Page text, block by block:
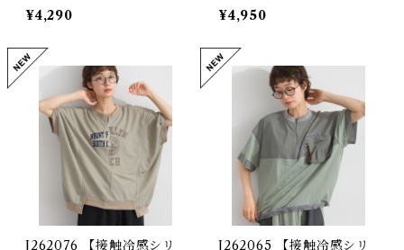
バー / Tulle-Layered Mi
xed-Fabric Pullover
¥4,290
ーリングプルオーバー / C
ool-Touch Mixed-Fabr
ic Shirred-Sleeve Pullo
ver
¥4,950
J262076 【接触冷感シリ
J262065 【接触冷感シリ